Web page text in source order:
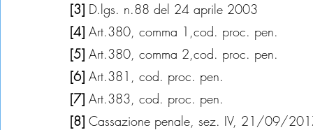
[3] D.lgs. n.88 del 24 aprile 2003
[4] Art.380, comma 1,cod. proc. pen.
[5] Art.380, comma 2,cod. proc. pen.
[6] Art.381, cod. proc. pen.
[7] Art.383, cod. proc. pen.
[8] Cassazione penale, sez. IV, 21/09/